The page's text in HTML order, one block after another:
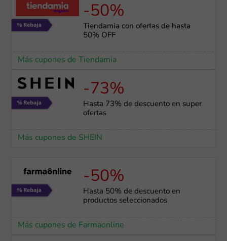
-50%
Tiendamia con ofertas de hasta
50% OFF
Más cupones de Tiendamia
-73%
Hasta 73% de descuento en super
ofertas
Más cupones de SHEIN
-50%
Hasta 50% de descuento en
productos seleccionados
Más cupones de Farmaonline